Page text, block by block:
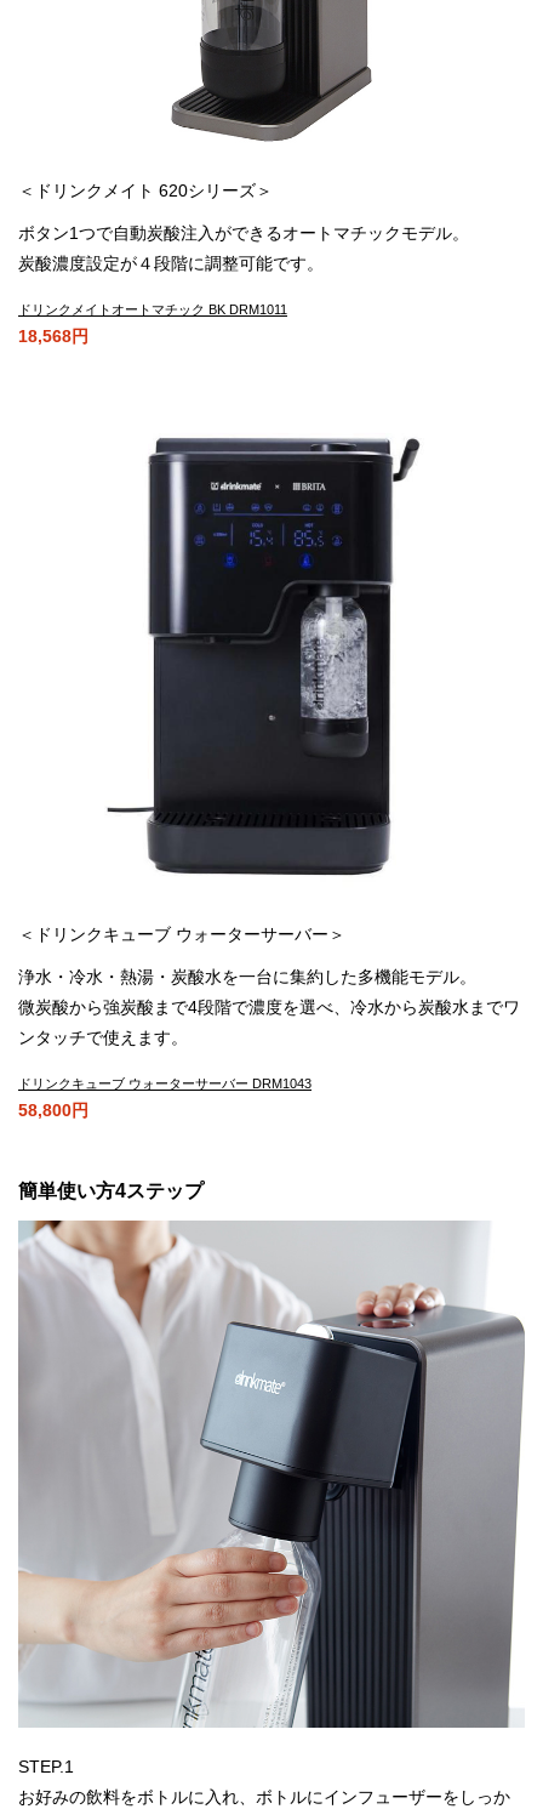
＜ドリンクメイト 620シリーズ＞
ボタン1つで自動炭酸注入ができるオートマチックモデル。
炭酸濃度設定が４段階に調整可能です。
ドリンクメイトオートマチック BK DRM1011
18,568円
＜ドリンクキューブ ウォーターサーバー＞
浄水・冷水・熱湯・炭酸水を一台に集約した多機能モデル。
微炭酸から強炭酸まで4段階で濃度を選べ、冷水から炭酸水までワ
ンタッチで使えます。
ドリンクキューブ ウォーターサーバー DRM1043
58,800円
簡単使い方4ステップ
STEP.1
お好みの飲料をボトルに入れ、ボトルにインフューザーをしっか